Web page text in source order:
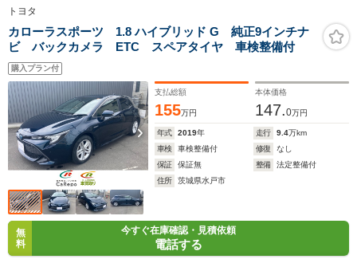
トヨタ
カローラスポーツ 1.8 ハイブリッド G 純正9インチナ
ビ バックカメラ ETC スペアタイヤ 車検整備付
購入プラン付
支払総額
155万円
本体価格
147.0万円
年式 2019年 走行 9.4万km
車検
車検整備付 修復
なし
保証
保証無 整備
法定整備付
住所
茨城県水戸市
無
料
今すぐ在庫確認・見積依頼
電話する